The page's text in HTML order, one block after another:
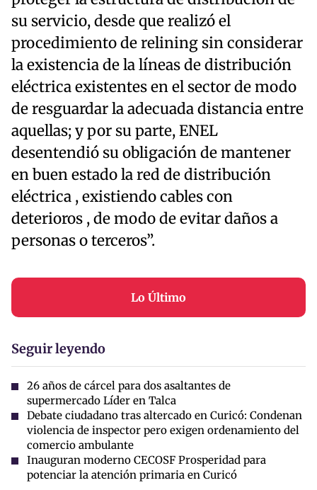
su servicio, desde que realizó el
procedimiento de relining sin considerar
la existencia de la líneas de distribución
eléctrica existentes en el sector de modo
de resguardar la adecuada distancia entre
aquellas; y por su parte, ENEL
desentendió su obligación de mantener
en buen estado la red de distribución
eléctrica , existiendo cables con
deterioros , de modo de evitar daños a
personas o terceros”.
Lo Último
Seguir leyendo
26 años de cárcel para dos asaltantes de
supermercado Líder en Talca
Debate ciudadano tras altercado en Curicó: Condenan
violencia de inspector pero exigen ordenamiento del
comercio ambulante
Inauguran moderno CECOSF Prosperidad para
potenciar la atención primaria en Curicó